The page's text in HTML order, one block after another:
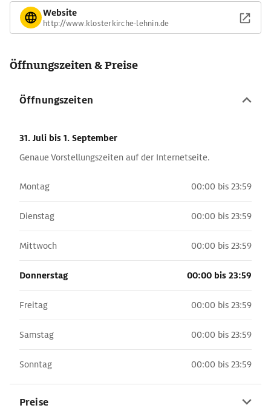
Website
http://www.klosterkirche-lehnin.de
Öffnungszeiten & Preise
Öffnungszeiten
31. Juli bis 1. September
Genaue Vorstellungszeiten auf der Internetseite.
Montag 00:00 bis 23:59
Dienstag 00:00 bis 23:59
Mittwoch 00:00 bis 23:59
Donnerstag 00:00 bis 23:59
Freitag 00:00 bis 23:59
Samstag 00:00 bis 23:59
Sonntag 00:00 bis 23:59
Preise